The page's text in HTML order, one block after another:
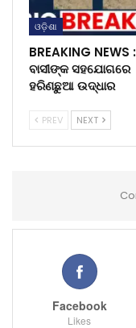
ଓଡ଼ିଶା
BREAKING NEWS
ବାସୀଙ୍କ ସହଯୋଗରେ
ହରିଣଛୁଆ ଉଦ୍ଧାର
PREV NEXT
Facebook
Likes